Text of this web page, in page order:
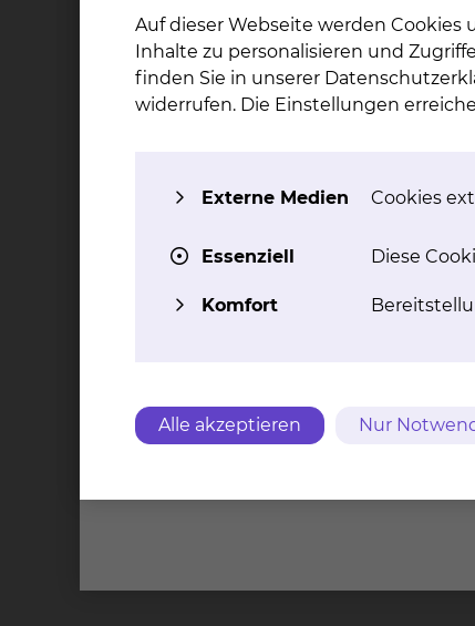
Auf dieser Webseite werden
Inhalte zu personalisieren und
finden Sie in unserer
widerrufen. Die Einstellungen
Externe Medien Cookies
Essenziell Diese
Komfort
Alle akzeptieren Nur